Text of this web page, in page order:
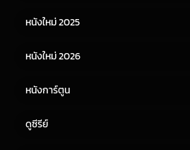
หนังจีน
หนังใหม่ 2025
หนังใหม่ 2026
หนังการ์ตูน
ดูซีรีย์